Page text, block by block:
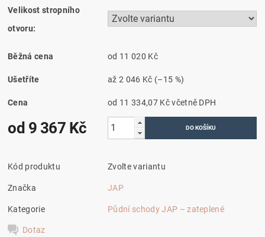
Velikost stropního
otvoru:
Běžná cena od 11 020 Kč
Ušetříte až2 046 Kč (–15 %)
Cena od 11 334,07 Kčvčetně DPH
od 9 367 Kč
Kód produktu Zvolte variantu
Značka JAP
Kategorie Půdní schody JAP – zateplené
Dotaz